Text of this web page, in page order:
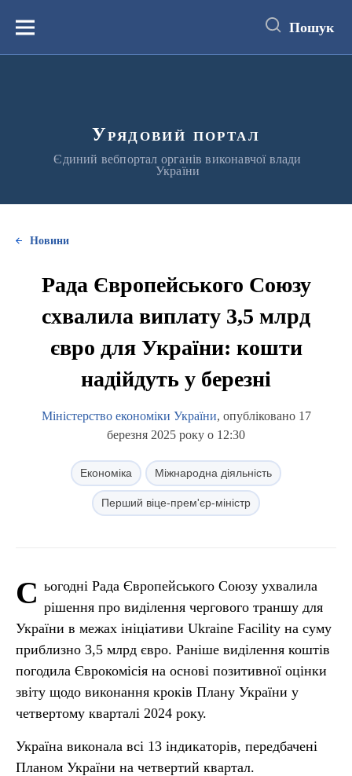
вмістуМеню Пошук
Урядовий портал
Єдиний вебпортал органів виконавчої влади
України
Новини
Рада Європейського Союзу
схвалила виплату 3,5 млрд
євро для України: кошти
надійдуть у березні
Міністерство економіки України, опубліковано 17
березня 2025 року о 12:30
Економіка Міжнародна діяльність
Перший віце-прем'єр-міністр
С ьогодні Рада Європейського Союзу ухвалила
рішення про виділення чергового траншу для
України в межах ініціативи Ukraine Facility на суму
приблизно 3,5 млрд євро. Раніше виділення коштів
погодила Єврокомісія на основі позитивної оцінки
звіту щодо виконання кроків Плану України у
четвертому кварталі 2024 року.
Україна виконала всі 13 індикаторів, передбачені
Планом України на четвертий квартал.